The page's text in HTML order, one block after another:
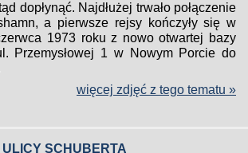
dopłynąć. Najdłużej trwało połączenie
a pierwsze rejsy kończyły się w
1973 roku z nowo otwartej bazy
Przemysłowej 1 w Nowym Porcie do
więcej zdjęć z tego tematu »
SCHUBERTA